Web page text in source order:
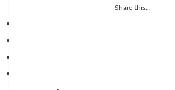
Share this...